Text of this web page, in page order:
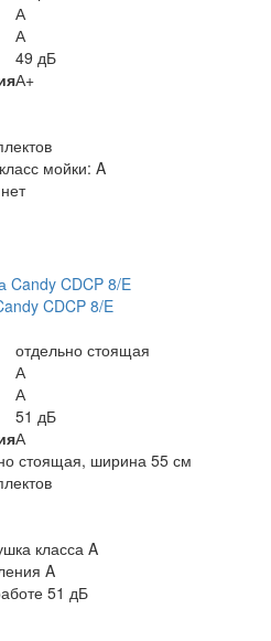
А
А
49 дБ
А+
мойки: A
CDCP 8/E
отдельно стоящая
А
А
51 дБ
А
стоящая, ширина 55 см
класса A
A
51 дБ